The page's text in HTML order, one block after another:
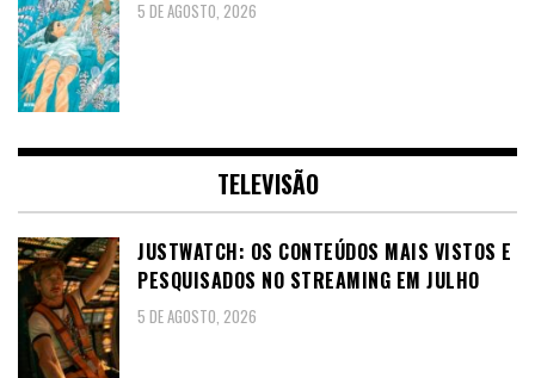
5 DE AGOSTO, 2026
TELEVISÃO
JUSTWATCH: OS CONTEÚDOS MAIS VISTOS E
PESQUISADOS NO STREAMING EM JULHO
5 DE AGOSTO, 2026